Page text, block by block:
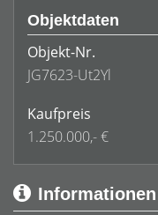
Objektdaten
Objekt-Nr.
JG7623-Ut2Yl
Kaufpreis
1.250.000,- €
Informationen